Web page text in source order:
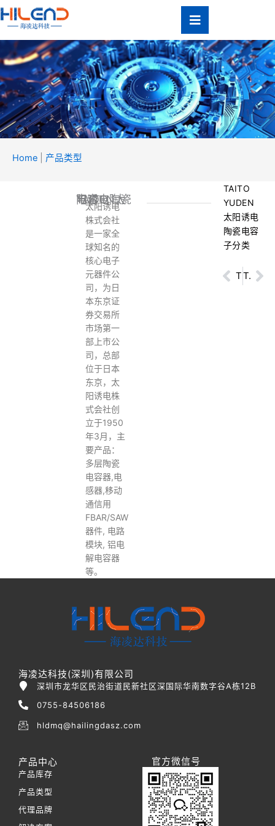
跳
至
产品
Home 产品类型
TAITO YUDEN太阳诱电陶瓷电容
太阳诱电
株式会社
是一家全
球知名的
核心电子
元器件公
司，为日
本东京证
券交易所
市场第一
部上市公
司，总部
位于日本
东京，太
阳诱电株
式会社创
立于1950
年3月，主
要产品：
多层陶瓷
电容器,电
感器,移动
通信用
FBAR/SAW
器件, 电路
模块, 铝电
解电容器
等。
TAITO
YUDEN
太阳诱电
陶瓷电容
子分类
Prev
TDK贴片陶瓷MLCCTAITO YUDEN太阳诱电电感器
海凌达科技(深圳)有限公司
深圳市龙华区民治街道民新社区深国际华南数字谷A栋12B
0755-84506186
hldmq@hailingdasz.com
产品中心
产品库存
产品类型
代理品牌
官方微信号